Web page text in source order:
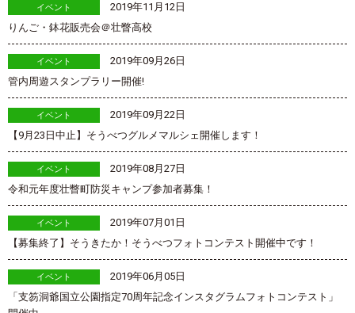
イベント
2019年11月12日
りんご・鉢花販売会＠壮瞥高校
イベント
2019年09月26日
管内周遊スタンプラリー開催!
イベント
2019年09月22日
【9月23日中止】そうべつグルメマルシェ開催します！
イベント
2019年08月27日
令和元年度壮瞥町防災キャンプ参加者募集！
イベント
2019年07月01日
【募集終了】そうきたか！そうべつフォトコンテスト開催中です！
イベント
2019年06月05日
「支笏洞爺国立公園指定70周年記念インスタグラムフォトコンテスト」